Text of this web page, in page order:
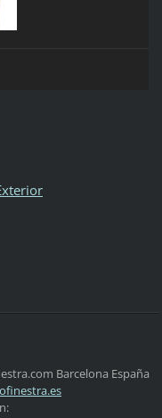
Barcelona España
ra.es